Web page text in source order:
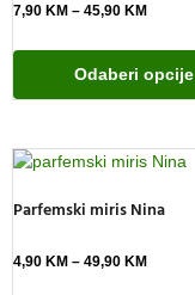
7,90 KM – 45,90 KM
Odaberi opcije
Parfemski miris Nina
4,90 KM – 49,90 KM